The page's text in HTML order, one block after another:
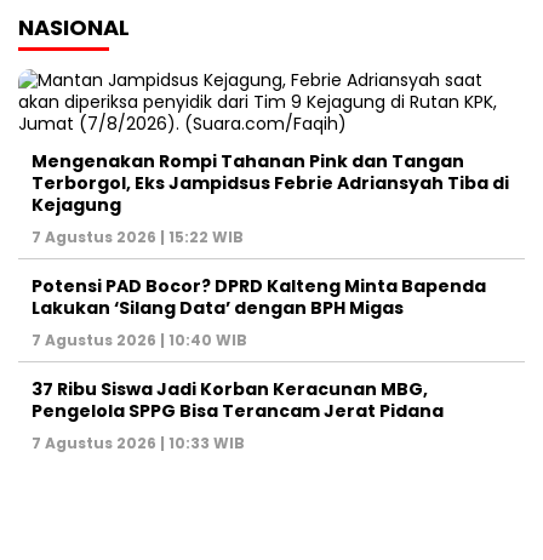
NASIONAL
Mengenakan Rompi Tahanan Pink dan Tangan
Terborgol, Eks Jampidsus Febrie Adriansyah Tiba di
Kejagung
7 Agustus 2026 | 15:22 WIB
Potensi PAD Bocor? DPRD Kalteng Minta Bapenda
Lakukan ‘Silang Data’ dengan BPH Migas
7 Agustus 2026 | 10:40 WIB
37 Ribu Siswa Jadi Korban Keracunan MBG,
Pengelola SPPG Bisa Terancam Jerat Pidana
7 Agustus 2026 | 10:33 WIB